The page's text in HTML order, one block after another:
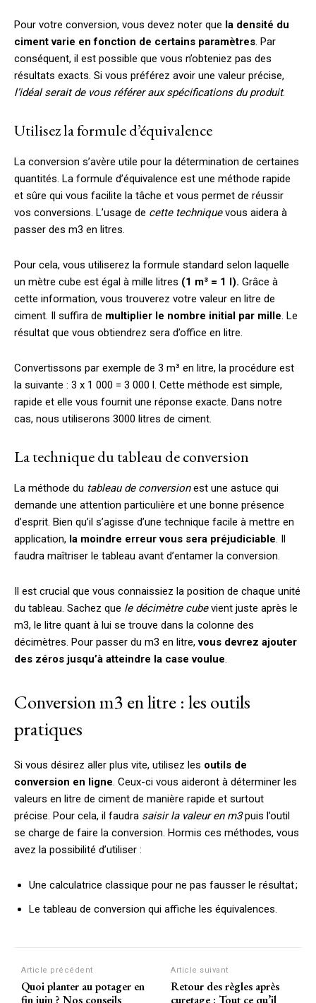
Pour votre conversion, vous devez noter que la densité du
ciment varie en fonction de certains paramètres. Par
conséquent, il est possible que vous n’obteniez pas des
résultats exacts. Si vous préférez avoir une valeur précise,
l’idéal serait de vous référer aux spécifications du produit.
Utilisez la formule d’équivalence
La conversion s’avère utile pour la détermination de certaines
quantités. La formule d’équivalence est une méthode rapide
et sûre qui vous facilite la tâche et vous permet de réussir
vos conversions. L’usage de cette techniquevous aidera à
passer des m3 en litres.
Pour cela, vous utiliserez la formule standard selon laquelle
un mètre cube est égal à mille litres (1 m³ = 1 l). Grâce à
cette information, vous trouverez votre valeur en litre de
ciment. Il suffira de multiplier le nombre initial par mille. Le
résultat que vous obtiendrez sera d’office en litre.
Convertissons par exemple de 3 m³ en litre, la procédure est
la suivante : 3 x 1 000 = 3 000 l. Cette méthode est simple,
rapide et elle vous fournit une réponse exacte. Dans notre
cas, nous utiliserons 3000 litres de ciment.
La technique du tableau de conversion
La méthode du tableau de conversionest une astuce qui
demande une attention particulière et une bonne présence
d’esprit. Bien qu’il s’agisse d’une technique facile à mettre en
application, la moindre erreur vous sera préjudiciable. Il
faudra maîtriser le tableau avant d’entamer la conversion.
Il est crucial que vous connaissiez la position de chaque unité
du tableau. Sachez que le décimètre cubevient juste après le
m3, le litre quant à lui se trouve dans la colonne des
décimètres. Pour passer du m3 en litre,vous devrez ajouter
des zéros jusqu’à atteindre la case voulue.
Conversion m3 en litre : les outils
pratiques
Si vous désirez aller plus vite, utilisez les outils de
conversion en ligne. Ceux-ci vous aideront à déterminer les
valeurs en litre de ciment de manière rapide et surtout
précise. Pour cela, il faudra saisir la valeur en m3puis l’outil
se charge de faire la conversion. Hormis ces méthodes, vous
avez la possibilité d’utiliser :
Une calculatrice classique pour ne pas fausser le résultat ;
Le tableau de conversion qui affiche les équivalences.
Article précédent
Quoi planter au potager en
fin juin ? Nos conseils
Article suivant
Retour des règles après
curetage : Tout ce qu’il